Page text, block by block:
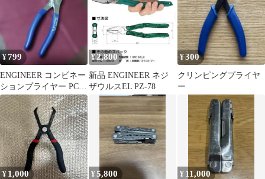
¥799
ENGINEER コンビネー
ションプライヤー PC-
06
¥2,800
新品 ENGINEER ネジ
ザウルスEL PZ-78
¥300
クリンピングプライヤ
ー
¥1,000 ¥5,800 ¥ 11,000